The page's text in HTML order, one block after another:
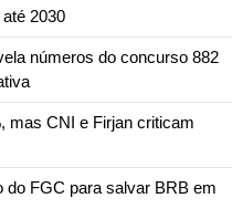
2030
números do concurso 882
mas CNI e Firjan criticam
FGC para salvar BRB em